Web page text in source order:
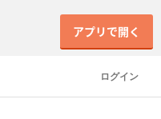
ログイン
アプリで開く